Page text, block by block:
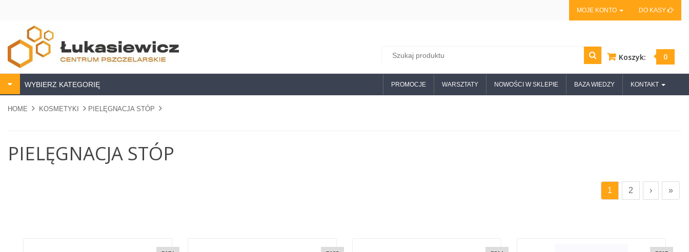
MOJE KONTO DO KASY
Koszyk: 0
PROMOCJE WARSZTATY NOWOŚCI W SKLEPIE BAZA WIEDZY KONTAKT
WYBIERZ KATEGORIĘ
HOME KOSMETYKI PIELĘGNACJA STÓP
PIELĘGNACJA STÓP
1 2 › »